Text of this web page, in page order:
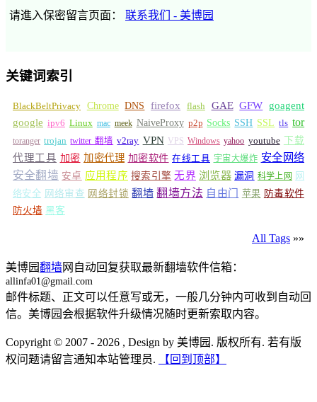
请進入保密留言页面： 联系我们 - 美博园
关键词索引
BlackBeltPrivacy Chrome DNS firefox flash GAE GFW
goagent
google ipv6 Linux mac meek NaiveProxy p2p Socks SSH SSL tls tor
toranger trojan twitter 翻墙 v2ray VPN VPS Windows yahoo youtube 下载
代理工具 加密 加密代理 加密软件 在线工具 宇宙大爆炸 安全网络
安全翻墙 安卓 应用程序 搜索引擎 无界 浏览器 漏洞 科学上网 网
络安全 网络审查 网络封锁 翻墙 翻墙方法 自由门 苹果 防毒软件
防火墙 黑客
All Tags »»
美博园翻墙网自动回复获取最新翻墙软件信箱：
allinfa01@gmail.com
邮件标题、正文可以任意写或无，一般几分钟内可收到自动回
信。美博园会根据软件升级情况随时更新索取内容。
Copyright © 2007 - 2026 , Design by 美博园. 版权所有. 若有版
权问题请留言通知本站管理员.
【回到顶部】